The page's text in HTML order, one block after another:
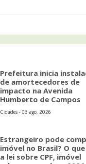
Prefeitura inicia
de amortecedores de
impacto na Avenida
Humberto de Campos
Cidades - 03 ago, 2026
Estrangeiro pode
imóvel no Brasil? O
a lei sobre CPF, imóvel